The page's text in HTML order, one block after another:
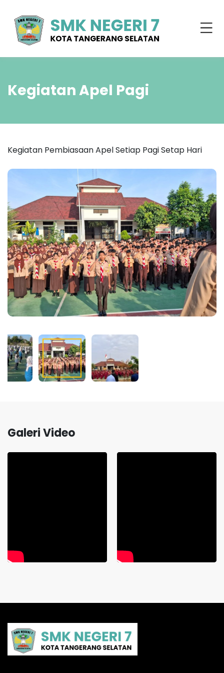
Kegiatan Apel Pagi
Kegiatan Pembiasaan Apel Setiap Pagi Setap Hari
Galeri Video